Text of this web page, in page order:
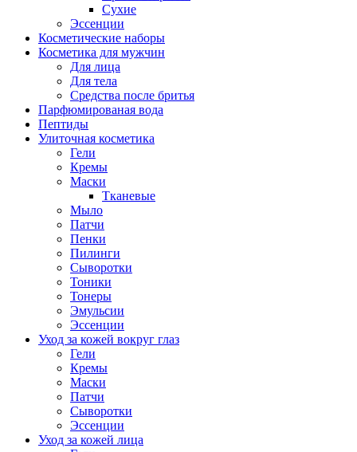
Сухие
Эссенции
Косметические наборы
Косметика для мужчин
Для лица
Для тела
Средства после бритья
Парфюмированая вода
Пептиды
Улиточная косметика
Гели
Кремы
Маски
Тканевые
Мыло
Патчи
Пенки
Пилинги
Сыворотки
Тоники
Тонеры
Эмульсии
Эссенции
Уход за кожей вокруг глаз
Гели
Кремы
Маски
Патчи
Сыворотки
Эссенции
Уход за кожей лица